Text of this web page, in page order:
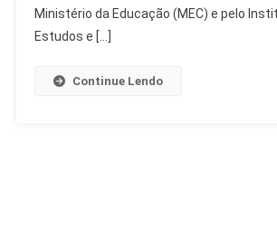
Supera
Ministério da Educação (MEC) e pelo
Estudos e […]
Continue Lendo